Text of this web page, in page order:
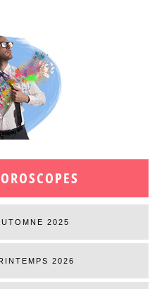
2025
2026